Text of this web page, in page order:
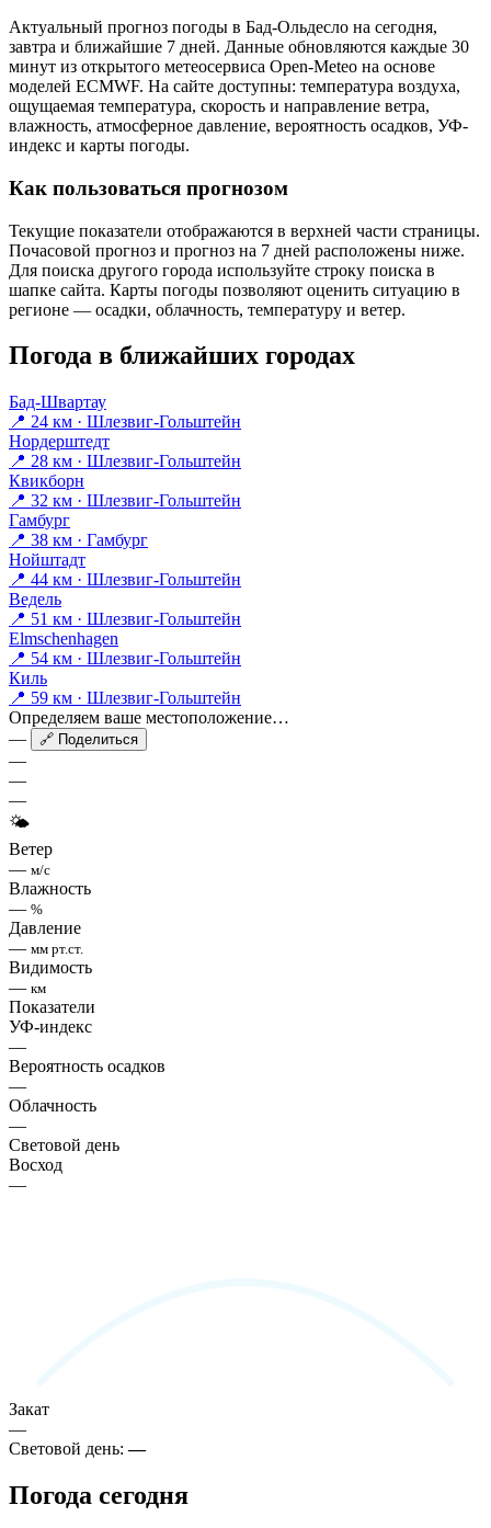
Актуальный прогноз погоды в Бад-Ольдесло на сегодня,
завтра и ближайшие 7 дней. Данные обновляются каждые 30
минут из открытого метеосервиса Open-Meteo на основе
моделей ECMWF. На сайте доступны: температура воздуха,
ощущаемая температура, скорость и направление ветра,
влажность, атмосферное давление, вероятность осадков, УФ-
индекс и карты погоды.
Как пользоваться прогнозом
Текущие показатели отображаются в верхней части страницы.
Почасовой прогноз и прогноз на 7 дней расположены ниже.
Для поиска другого города используйте строку поиска в
шапке сайта. Карты погоды позволяют оценить ситуацию в
регионе — осадки, облачность, температуру и ветер.
Погода в ближайших городах
Бад-Швартау
📍 24 км · Шлезвиг-Гольштейн
Нордерштедт
📍 28 км · Шлезвиг-Гольштейн
Квикборн
📍 32 км · Шлезвиг-Гольштейн
Гамбург
📍 38 км · Гамбург
Нойштадт
📍 44 км · Шлезвиг-Гольштейн
Ведель
📍 51 км · Шлезвиг-Гольштейн
Elmschenhagen
📍 54 км · Шлезвиг-Гольштейн
Киль
📍 59 км · Шлезвиг-Гольштейн
Определяем ваше местоположение…
—
🔗 Поделиться
—
—
—
🌤
Ветер
— м/с
Влажность
— %
Давление
— мм рт.ст.
Видимость
— км
Показатели
УФ-индекс
—
Вероятность осадков
—
Облачность
—
Световой день
Восход
—
Закат
—
Световой день:—
Погода сегодня